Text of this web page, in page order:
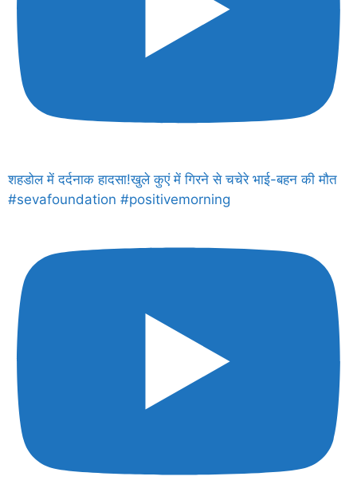
शहडोल में दर्दनाक हादसा!खुले कुएं में गिरने से चचेरे भाई-बहन की मौत
#sevafoundation #positivemorning